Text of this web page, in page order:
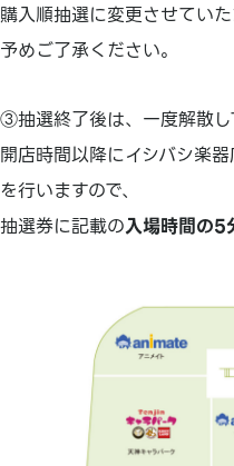
購入順抽選に変更させていた
予めご了承ください。
③抽選終了後は、一度解散し
開店時間以降にイシバシ楽
を行いますので、
抽選券に記載の入場時間の5